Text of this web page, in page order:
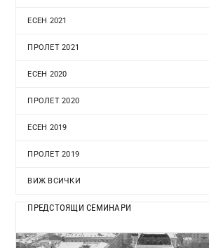
ЕСЕН 2021
ПРОЛЕТ 2021
ЕСЕН 2020
ПРОЛЕТ 2020
ЕСЕН 2019
ПРОЛЕТ 2019
ВИЖ ВСИЧКИ
ПРЕДСТОЯЩИ СЕМИНАРИ